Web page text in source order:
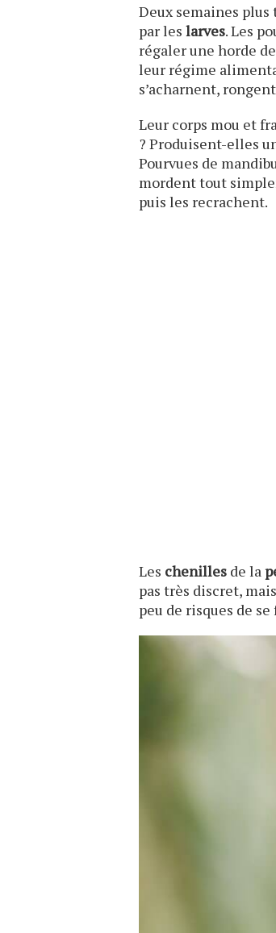
Deux semaines plus
par leslarves. Les
régaler une horde de
leur régime
s’acharnent,
Leur corps mou et
? Produisent-elles
Pourvues de
mordent tout
puis les recrachent.
Les chenilles de la
pas très discret,
peu de risques de